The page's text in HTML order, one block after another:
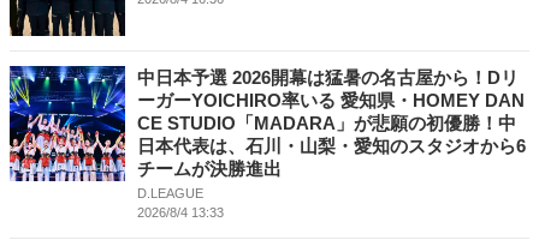
中日本予選 2026開幕は猛暑の名古屋から！Dリ
ーガーYOICHIRO率いる 愛知県・HOMEY DAN
CE STUDIO「MADARA」が悲願の初優勝！中
日本代表は、石川・山梨・愛知のスタジオから6
チームが決勝進出
D.LEAGUE
2026/8/4 13:33